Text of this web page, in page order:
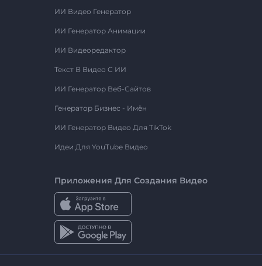
ИИ Видео Генератор
ИИ Генератор Анимации
ИИ Видеоредактор
Текст В Видео С ИИ
ИИ Генератор Веб-Сайтов
Генератор Бизнес - Имён
ИИ Генератор Видео Для TikTok
Идеи Для YouTube Видео
Приложения Для Создания Видео